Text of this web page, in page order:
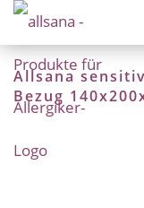
Allsana
Bezug